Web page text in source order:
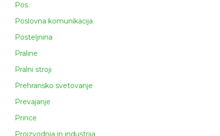
Pos
Poslovna komunikacija
Posteljnina
Praline
Pralni stroji
Prehransko svetovanje
Prevajanje
Prince
Proizvodnja in industrija